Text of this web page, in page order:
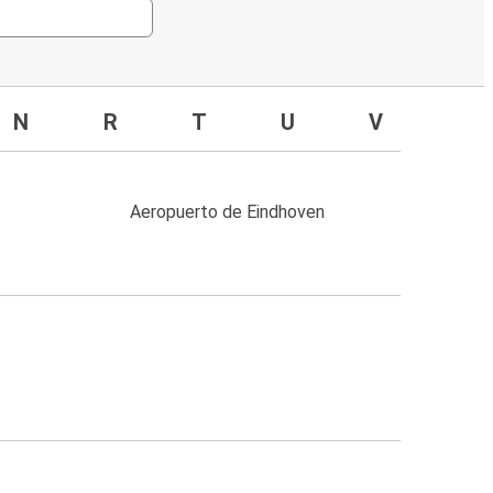
N R T U V
Aeropuerto de Eindhoven